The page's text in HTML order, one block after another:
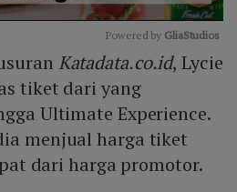
Mute
Powered by GliaStudios
Katadata.co.id, Lycie
tiket dari yang
Ultimate Experience.
menjual harga tiket
dari harga promotor.